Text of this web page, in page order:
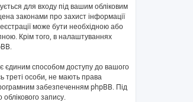
для входу під вашим обліковим
законами про захист інформації
може бути необхідною або
Крім того, в налаштуваннях
єдиним способом доступу до вашого
треті особи, не мають права
забезпеченням phpBB. Під
запису.